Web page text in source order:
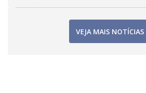
VEJA MAIS NOTÍCIAS